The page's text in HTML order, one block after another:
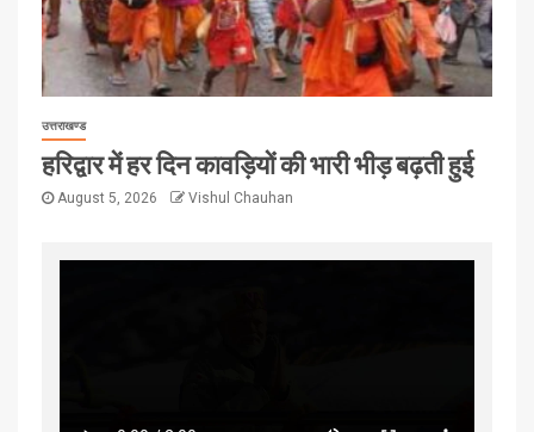
उत्तराखण्ड
हरिद्वार में हर दिन कावड़ियों की भारी भीड़ बढ़ती हुई
August 5, 2026 Vishul Chauhan